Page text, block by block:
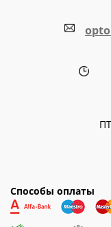
Способы оплаты